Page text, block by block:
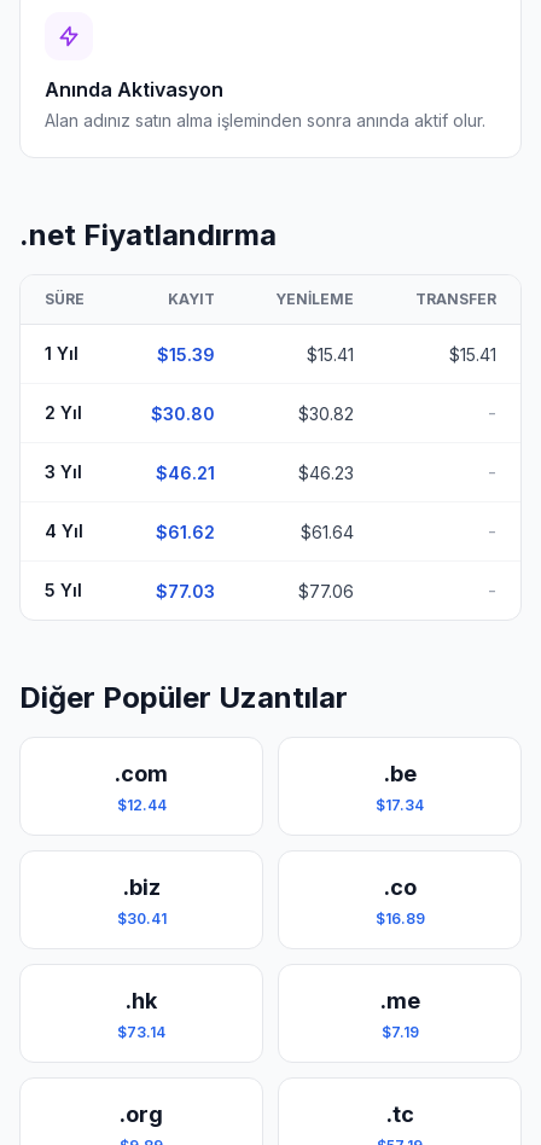
Anında Aktivasyon
Alan adınız satın alma işleminden sonra anında aktif olur.
.net Fiyatlandırma
SÜRE KAYIT YENILEME TRANSFER
1 Yıl $15.39 $15.41 $15.41
2 Yıl $30.80 $30.82 -
3 Yıl $46.21 $46.23 -
4 Yıl $61.62 $61.64 -
5 Yıl $77.03 $77.06 -
Diğer Popüler Uzantılar
.com
$12.44
.be
$17.34
.biz
$30.41
.co
$16.89
.hk
$73.14
.me
$7.19
.org .tc